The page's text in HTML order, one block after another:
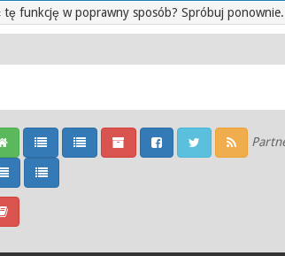
funkcję w poprawny sposób? Spróbuj ponownie.